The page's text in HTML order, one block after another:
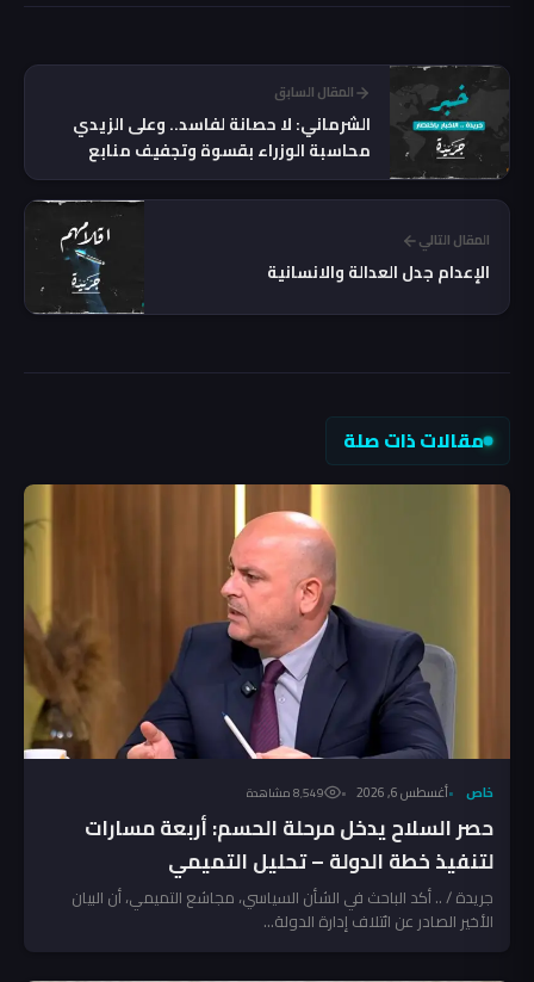
المقال السابق
الشرماني: لا حصانة لفاسد.. وعلى الزيدي
محاسبة الوزراء بقسوة وتجفيف منابع
الفساد
المقال التالي
الإعدام جدل العدالة والانسانية
مقالات ذات صلة
خاص أغسطس 6, 2026 8٬549 مشاهدة
حصر السلاح يدخل مرحلة الحسم: أربعة مسارات
لتنفيذ خطة الدولة – تحليل التميمي
جريدة / .. أكد الباحث في الشأن السياسي، مجاشع التميمي، أن البيان
الأخير الصادر عن ائتلاف إدارة الدولة...